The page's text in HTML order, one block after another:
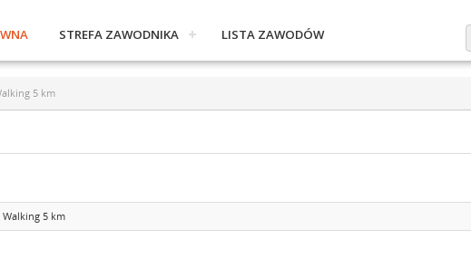
STREFA ZAWODNIKA LISTA ZAWODÓW
5 km
Walking 5 km